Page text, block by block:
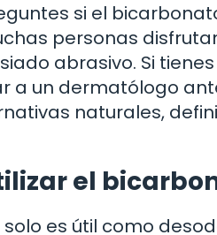
si el
personas
abrasivo. Si
a un dermatólogo
naturales,
el
es útil como